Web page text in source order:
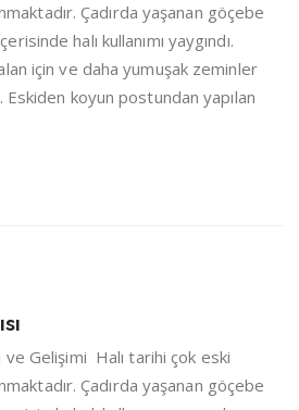
Çadırda yaşanan göçebe
halı kullanımı yaygındı.
için ve daha yumuşak zeminler
koyun postundan yapılan
ve Gelişimi Halı tarihi çok eski
Çadırda yaşanan göçebe